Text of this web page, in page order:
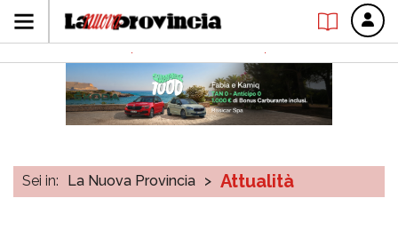
Sei in: La Nuova Provincia > Attualità